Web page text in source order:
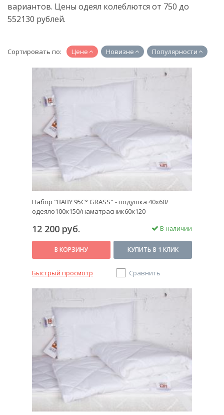
вариантов. Цены одеял колеблются от 750 до
552130 рублей.
Сортировать по: Цене Новизне Популярности
Набор "BABY 95C° GRASS" - подушка 40х60/
одеяло100х150/наматрасник60х120
12 200 руб. В наличии
В КОРЗИНУ КУПИТЬ В 1 КЛИК
Быстрый просмотр Сравнить